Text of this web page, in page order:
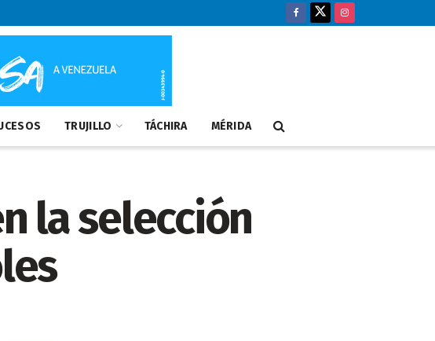
TRUJILLO TÁCHIRA MÉRIDA
la selección